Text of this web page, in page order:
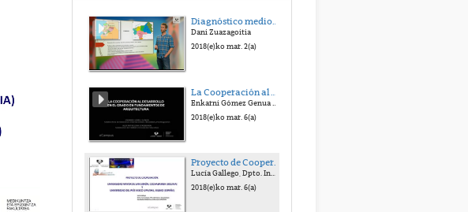
Diagnóstico medioambiental en la Pontificia Universidad Católica del Ecuador Sede Esmeraldas (PUCESE)
Dani Zuazagoitia
2018(e)ko mar. 2(a)
2018(e)ko mar. 6(a)
Proyecto de Cooperación entre la Universidad Mayor de San Simón de Cochabamba (Bolivia) y la UPV/EHU
Lucía Gallego, Dpto. Inmunología, Microbiología y Parasitología, Facultad de Medicina y Enfermería UPV/EHU
2018(e)ko mar. 6(a)